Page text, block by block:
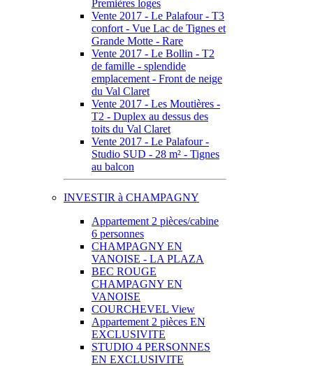
Premières loges
Vente 2017 - Le Palafour - T3
confort - Vue Lac de Tignes et
Grande Motte - Rare
Vente 2017 - Le Bollin - T2
de famille - splendide
emplacement - Front de neige
du Val Claret
Vente 2017 - Les Moutières -
T2 - Duplex au dessus des
toits du Val Claret
Vente 2017 - Le Palafour -
Studio SUD - 28 m² - Tignes
au balcon
INVESTIR à CHAMPAGNY
Appartement 2 pièces/cabine
6 personnes
CHAMPAGNY EN
VANOISE - LA PLAZA
BEC ROUGE
CHAMPAGNY EN
VANOISE
COURCHEVEL View
Appartement 2 pièces EN
EXCLUSIVITE
STUDIO 4 PERSONNES
EN EXCLUSIVITE